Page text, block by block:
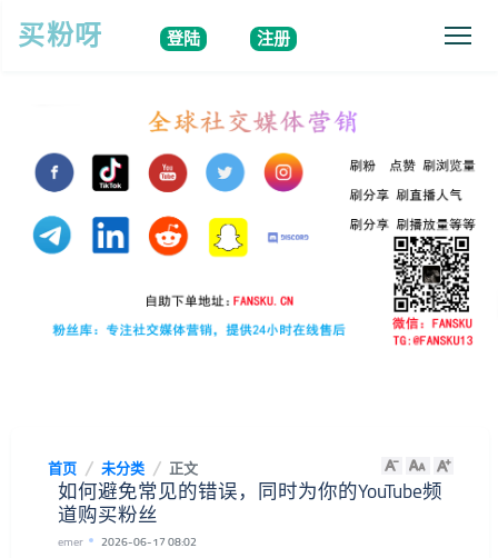
买粉呀 登陆 注册
首页 未分类 正文
如何避免常见的错误，同时为你的YouTube频
道购买粉丝
emer 2026-06-17 08:02